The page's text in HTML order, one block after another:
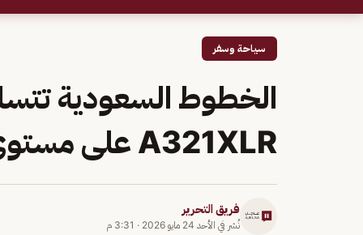
سياحة وسفر
الخطوط السعودية
A321XLR على مستوى الشرق الأوسط وأفريقيا
فريق التحرير
نُشر في الأحد 24 مايو 2026 · 3:31 م